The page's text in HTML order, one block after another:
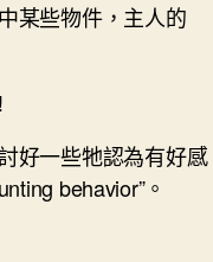
某些物件，主人的
好一些牠認為有好感
behavior”。